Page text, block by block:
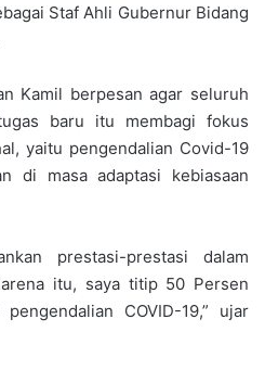
Staf Ahli Gubernur Bidang
Kamil berpesan agar seluruh
baru itu membagi fokus
yaitu pengendalian Covid-19
di masa adaptasi kebiasaan
prestasi-prestasi dalam
itu, saya titip 50 Persen
COVID-19,” ujar